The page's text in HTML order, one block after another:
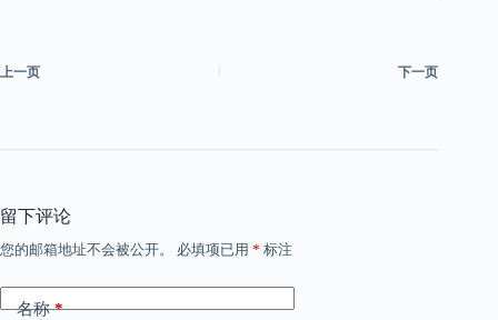
上一页 下一页
留下评论
您的邮箱地址不会被公开。 必填项已用 * 标注
名称*